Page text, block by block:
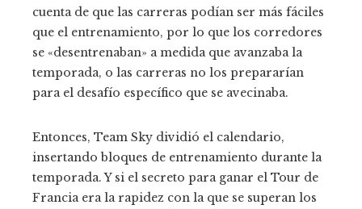
cuenta de que las carreras podían ser más fáciles
que el entrenamiento, por lo que los corredores
se «desentrenaban» a medida que avanzaba la
temporada, o las carreras no los prepararían
para el desafío específico que se avecinaba.
Entonces, Team Sky dividió el calendario,
insertando bloques de entrenamiento durante la
temporada. Y si el secreto para ganar el Tour de
Francia era la rapidez con la que se superan los